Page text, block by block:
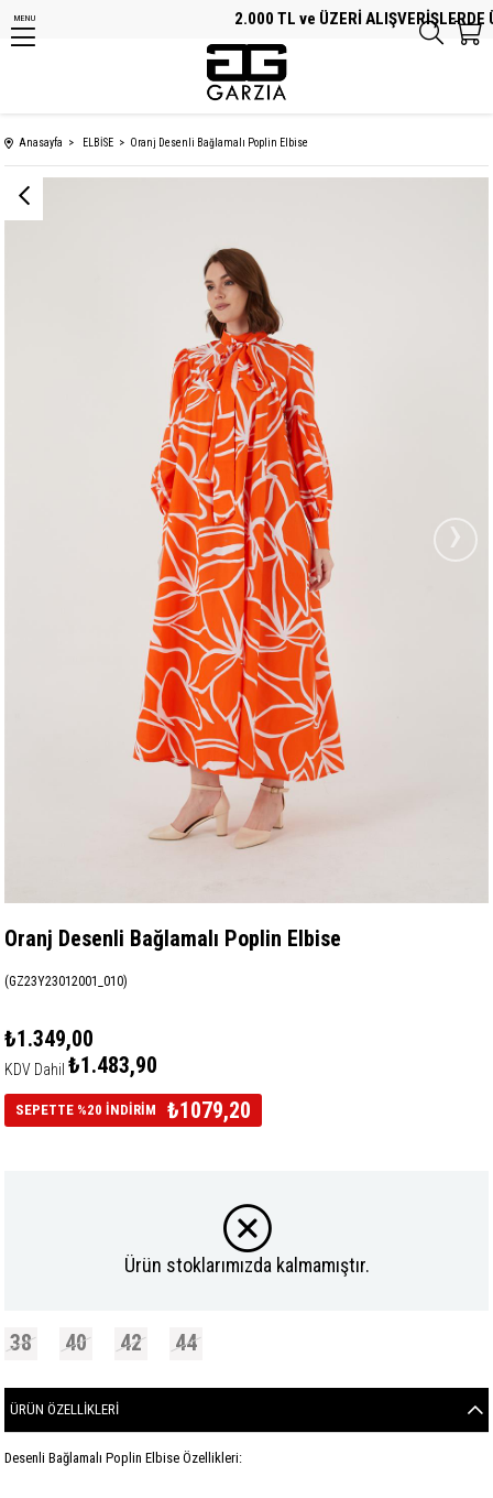
2.000 TL ve ÜZERİ ALIŞVERİŞLERDE
MENU
Anasayfa ELBİSE Oranj Desenli Bağlamalı Poplin Elbise
›
Oranj Desenli Bağlamalı Poplin Elbise
(GZ23Y23012001_010)
₺1.349,00
KDV Dahil ₺1.483,90
SEPETTE %20 İNDİRİM ₺1079,20
Ürün stoklarımızda kalmamıştır.
38 40 42 44
ÜRÜN ÖZELLIKLERI
Desenli Bağlamalı Poplin Elbise Özellikleri: